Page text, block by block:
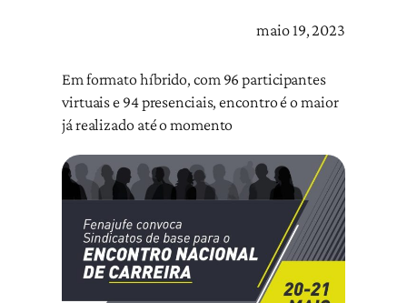
maio 19, 2023
Em formato híbrido, com 96 participantes
virtuais e 94 presenciais, encontro é o maior
já realizado até o momento